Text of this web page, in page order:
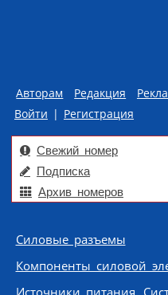
Авторам Редакция
Войти | Регистрация
Свежий номер
Подписка
Архив номеров
Skip to content
Силовые разъемы
Компоненты силовой